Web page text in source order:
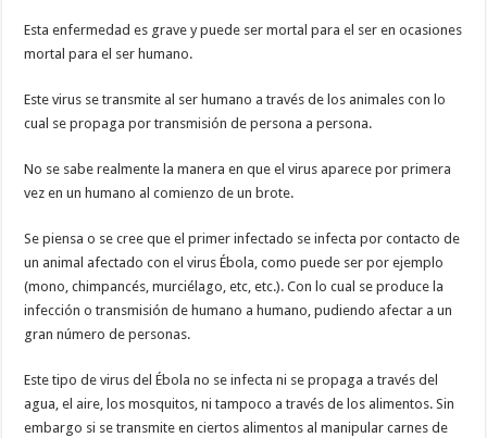
Esta enfermedad es grave y puede ser mortal para el ser en ocasiones
mortal para el ser humano.
Este virus se transmite al ser humano a través de los animales con lo
cual se propaga por transmisión de persona a persona.
No se sabe realmente la manera en que el virus aparece por primera
vez en un humano al comienzo de un brote.
Se piensa o se cree que el primer infectado se infecta por contacto de
un animal afectado con el virus Ébola, como puede ser por ejemplo
(mono, chimpancés, murciélago, etc, etc.). Con lo cual se produce la
infección o transmisión de humano a humano, pudiendo afectar a un
gran número de personas.
Este tipo de virus del Ébola no se infecta ni se propaga a través del
agua, el aire, los mosquitos, ni tampoco a través de los alimentos. Sin
embargo si se transmite en ciertos alimentos al manipular carnes de